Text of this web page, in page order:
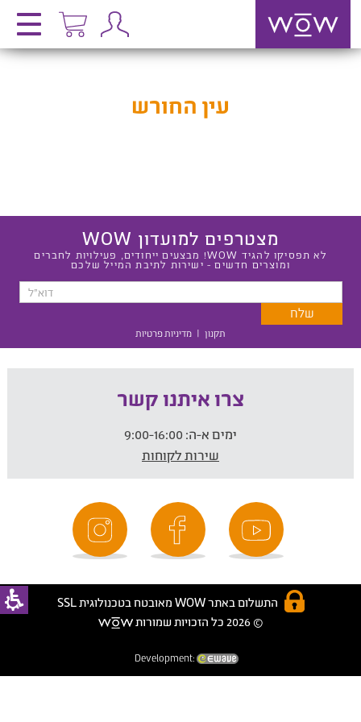
עין החורש
מצטרפים למועדון WOW
לא תפסיקו להגיד WOW! מבצעים ייחודים, פעילויות לחברים
ומוצרים חדשים - ישירות לתיבת המייל שלכם
תקנון | מדיניות פרטיות
צרו איתנו קשר
ימים א-ה:
שירות לקוחות
התשלום באתר WOW מאובטח בטכנולוגית SSL
© 2026 כל הזכויות שמורות
Development: